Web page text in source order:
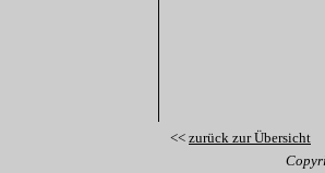
<< zurück zur Übersicht